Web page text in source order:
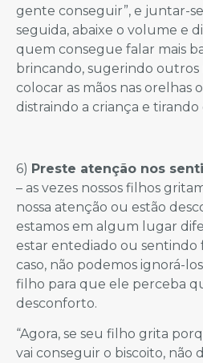
gente conseguir”, e juntar-
seguida, abaixe o volume e
quem consegue falar mais
brincando, sugerindo outros
colocar as mãos nas orelhas
distraindo a criança e tirando
6) Preste atenção nos
– as vezes nossos filhos
nossa atenção ou estão
estamos em algum lugar
estar entediado ou sentindo
caso, não podemos ignorá-
filho para que ele perceba
desconforto.
“Agora, se seu filho grita
vai conseguir o biscoito, não